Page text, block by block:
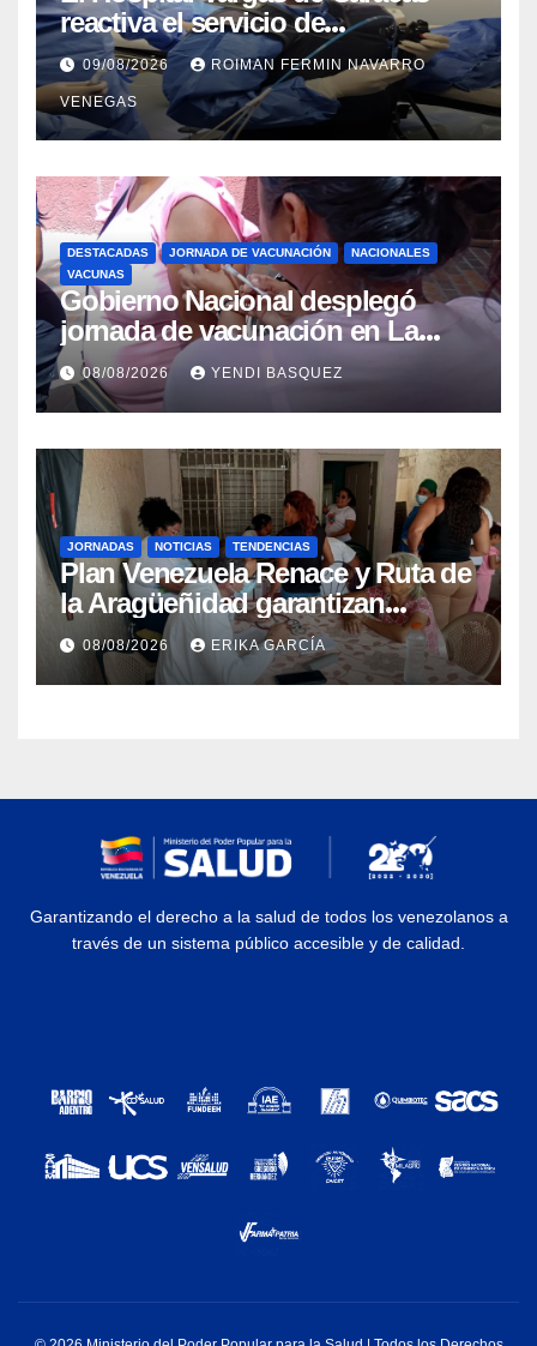
reactiva el servicio de
Colangiopancreatografía
Retrógrada Endoscópica para
beneficiar a cientos de pacientes
09/08/2026 ROIMAN FERMIN NAVARRO
VENEGAS
DESTACADAS JORNADA DE VACUNACIÓN
NACIONALES
VACUNAS
Gobierno Nacional desplegó
jornada de vacunación en La
Guaira para garantizar protección
epidemiológica
08/08/2026 YENDI BASQUEZ
JORNADAS NOTICIAS TENDENCIAS
Plan Venezuela Renace y Ruta de
la Aragüeñidad garantizan
atención médica integral en
Aragua
08/08/2026 ERIKA GARCÍA
Garantizando el derecho a la salud de todos los venezolanos a
través de un sistema público accesible y de calidad.